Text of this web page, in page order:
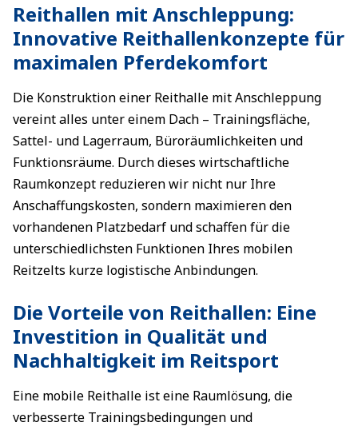
Reithallen mit Anschleppung:
Innovative Reithallenkonzepte für
maximalen Pferdekomfort
Die Konstruktion einer Reithalle mit Anschleppung
vereint alles unter einem Dach – Trainingsfläche,
Sattel- und Lagerraum, Büroräumlichkeiten und
Funktionsräume. Durch dieses wirtschaftliche
Raumkonzept reduzieren wir nicht nur Ihre
Anschaffungskosten, sondern maximieren den
vorhandenen Platzbedarf und schaffen für die
unterschiedlichsten Funktionen Ihres mobilen
Reitzelts kurze logistische Anbindungen.
Die Vorteile von Reithallen: Eine
Investition in Qualität und
Nachhaltigkeit im Reitsport
Eine mobile Reithalle ist eine Raumlösung, die
verbesserte Trainingsbedingungen und